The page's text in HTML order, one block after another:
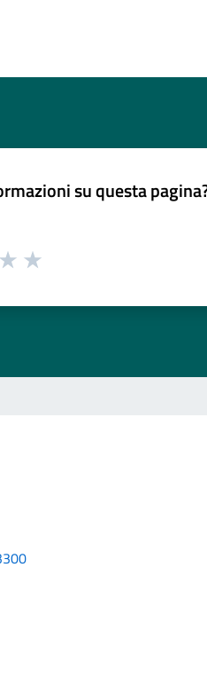
su questa